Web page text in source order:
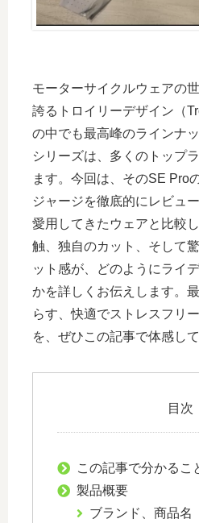
モーターサイクルウェアの
誇るトロイリーデザイン（
の中でも最高峰のラインナ
シリーズは、多くのトップ
ます。今回は、そのSE Pro
ジャージを徹底的にレビュ
愛用してきたウェアと比較
触、独自のカット、そして
ット感が、どのようにライ
かを詳しくお伝えします。
らす、快適でストレスフリ
を、ぜひこの記事で体感して
目次
この記事で分かるこ
製品概要
ブランド、商品名